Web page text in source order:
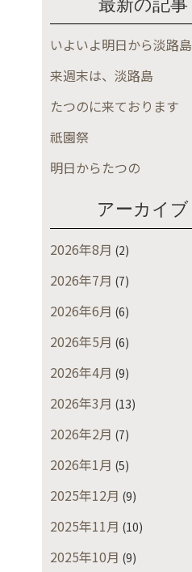
最新の記事
いよいよ明日から淡路島
来週末は、淡路島
たつのに来ております
祇園祭
明日からたつの
アーカイブ
2026年8月 (2)
2026年7月 (7)
2026年6月 (6)
2026年5月 (6)
2026年4月 (9)
2026年3月 (13)
2026年2月 (7)
2026年1月 (5)
2025年12月 (9)
2025年11月 (10)
2025年10月 (9)